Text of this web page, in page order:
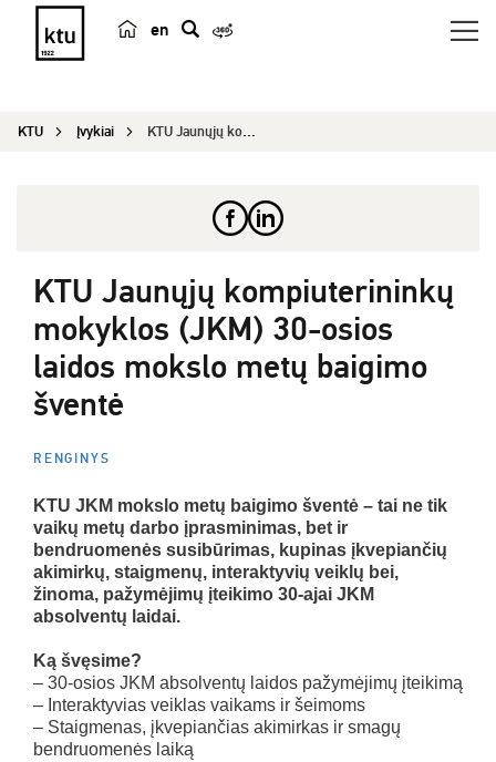
en
e
KTU Įvykiai KTU Jaunųjų kompiuterininkų mokyklos (JKM) 30-os...
KTU Jaunųjų kompiuterininkų
mokyklos (JKM) 30-osios
laidos mokslo metų baigimo
šventė
RENGINYS
KTU JKM mokslo metų baigimo šventė – tai ne tik
vaikų metų darbo įprasminimas, bet ir
bendruomenės susibūrimas, kupinas įkvepiančių
akimirkų, staigmenų, interaktyvių veiklų bei,
žinoma, pažymėjimų įteikimo 30-ajai JKM
absolventų laidai.
Ką švęsime?
– 30-osios JKM absolventų laidos pažymėjimų įteikimą
– Interaktyvias veiklas vaikams ir šeimoms
– Staigmenas, įkvepiančias akimirkas ir smagų
bendruomenės laiką